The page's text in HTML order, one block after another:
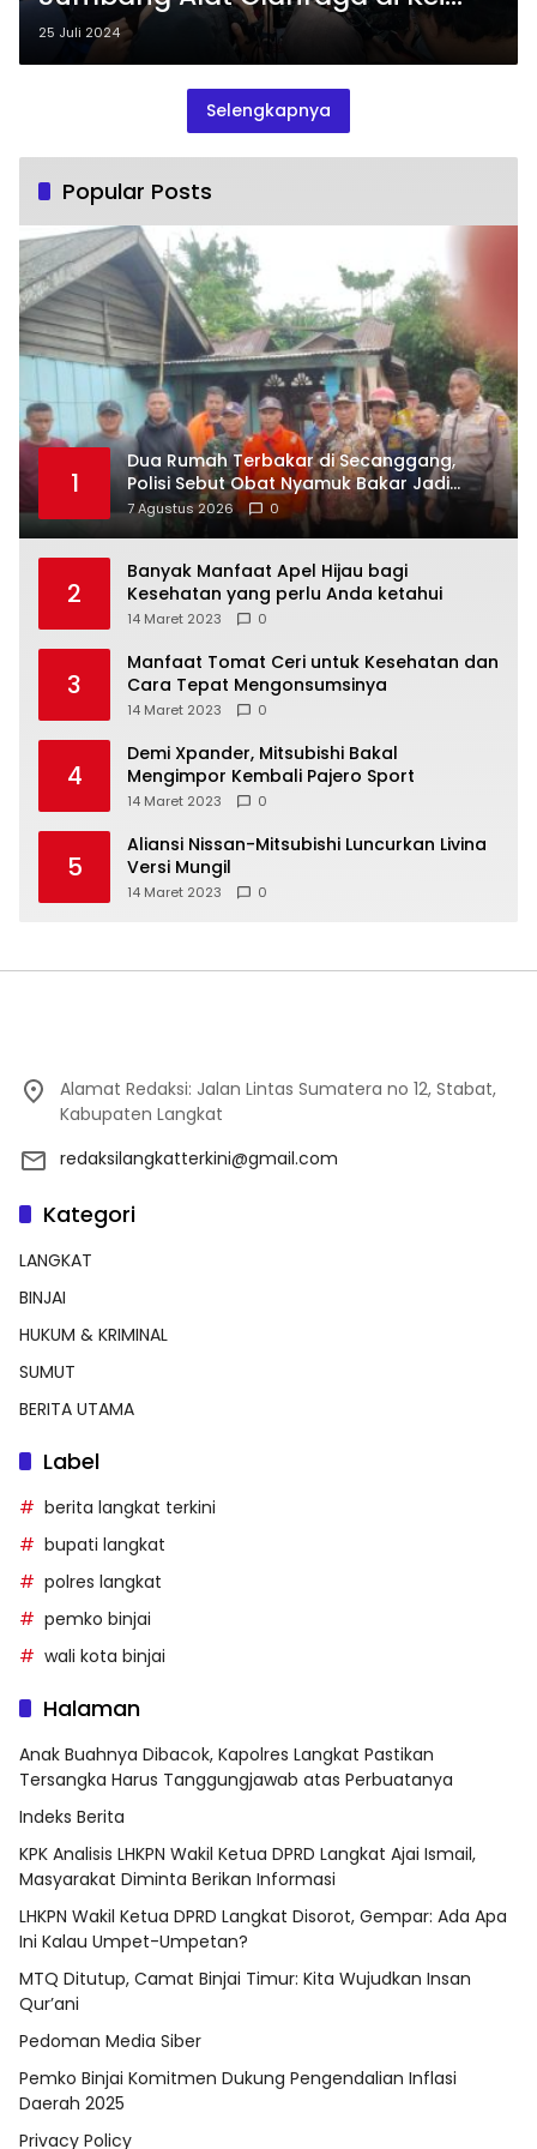
Besar
25 Juli 2024
Selengkapnya
Popular Posts
1
Dua Rumah Terbakar di Secanggang,
Polisi Sebut Obat Nyamuk Bakar Jadi
Dugaan Pemicu
7 Agustus 2026 0
2
Banyak Manfaat Apel Hijau bagi
Kesehatan yang perlu Anda ketahui
14 Maret 2023 0
3
Manfaat Tomat Ceri untuk Kesehatan dan
Cara Tepat Mengonsumsinya
14 Maret 2023 0
4
Demi Xpander, Mitsubishi Bakal
Mengimpor Kembali Pajero Sport
14 Maret 2023 0
5
Aliansi Nissan-Mitsubishi Luncurkan Livina
Versi Mungil
14 Maret 2023 0
Alamat Redaksi: Jalan Lintas Sumatera no 12, Stabat,
Kabupaten Langkat
redaksilangkatterkini@gmail.com
Kategori
LANGKAT
BINJAI
HUKUM & KRIMINAL
SUMUT
BERITA UTAMA
Label
berita langkat terkini
bupati langkat
polres langkat
pemko binjai
wali kota binjai
Halaman
Anak Buahnya Dibacok, Kapolres Langkat Pastikan
Tersangka Harus Tanggungjawab atas Perbuatanya
Indeks Berita
KPK Analisis LHKPN Wakil Ketua DPRD Langkat Ajai Ismail,
Masyarakat Diminta Berikan Informasi
LHKPN Wakil Ketua DPRD Langkat Disorot, Gempar: Ada Apa
Ini Kalau Umpet-Umpetan?
MTQ Ditutup, Camat Binjai Timur: Kita Wujudkan Insan
Qur’ani
Pedoman Media Siber
Pemko Binjai Komitmen Dukung Pengendalian Inflasi
Daerah 2025
Privacy Policy